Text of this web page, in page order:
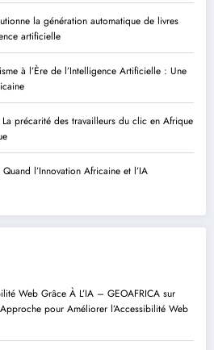
la génération automatique de livres
artificielle
à l’Ère de l’Intelligence Artificielle : Une
La précarité des travailleurs du clic en Afrique
l’Innovation Africaine et l’IA
Web Grâce À L’IA – GEOAFRICA sur
pour Améliorer l’Accessibilité Web